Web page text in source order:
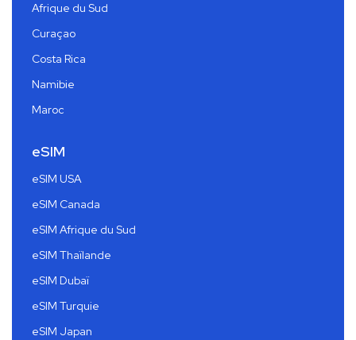
Afrique du Sud
Curaçao
Costa Rica
Namibie
Maroc
eSIM
eSIM USA
eSIM Canada
eSIM Afrique du Sud
eSIM Thaïlande
eSIM Dubaï
eSIM Turquie
eSIM Japan